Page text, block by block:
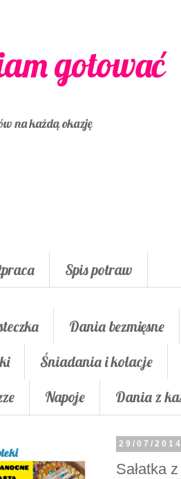
gotować
na każdą okazję
Spis potraw
Dania bezmięsne
Śniadania i kolacje
Napoje Dania z
29/07/
Sałatka